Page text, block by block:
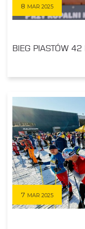
8 MAR 2025
BIEG PIASTÓW 42
7 MAR 2025